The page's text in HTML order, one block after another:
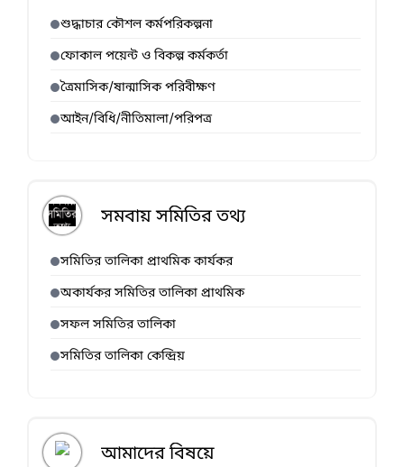
শুদ্ধাচার কৌশল কর্মপরিকল্পনা
ফোকাল পয়েন্ট ও বিকল্প কর্মকর্তা
ত্রৈমাসিক/ষান্মাসিক পরিবীক্ষণ
আইন/বিধি/নীতিমালা/পরিপত্র
সমবায় সমিতির তথ্য
সমিতির তালিকা প্রাথমিক কার্যকর
অকার্যকর সমিতির তালিকা প্রাথমিক
সফল সমিতির তালিকা
সমিতির তালিকা কেন্দ্রিয়
আমাদের বিষয়ে